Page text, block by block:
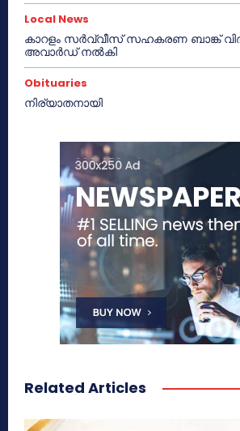
Local News
കാറളം സർവ്വീസ് സഹകരണ ബാങ്ക്
അവാർഡ് നൽകി
Obituaries
നിര്യാതനായി
Related Articles